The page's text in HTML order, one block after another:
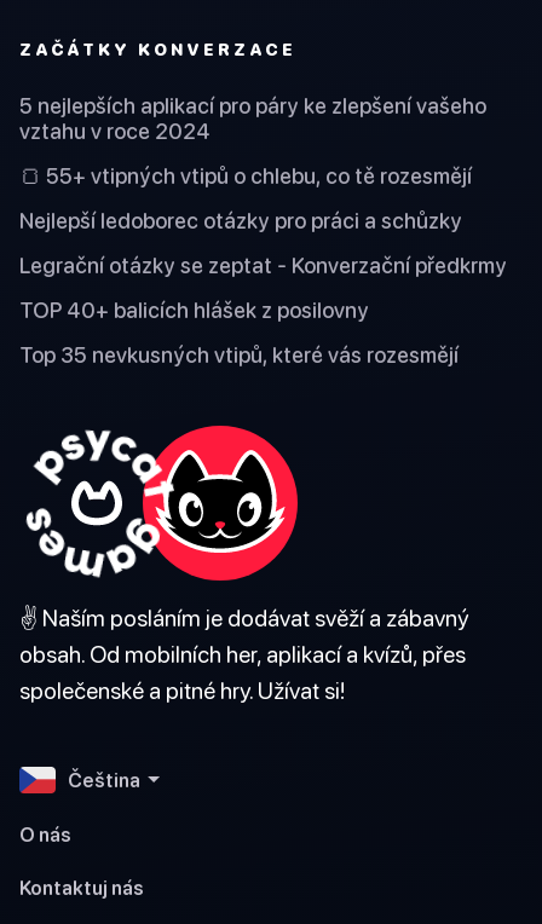
ZAČÁTKY KONVERZACE
5 nejlepších aplikací pro páry ke zlepšení vašeho
vztahu v roce 2024
🍞 55+ vtipných vtipů o chlebu, co tě rozesmějí
Nejlepší ledoborec otázky pro práci a schůzky
Legrační otázky se zeptat - Konverzační předkrmy
TOP 40+ balicích hlášek z posilovny
Top 35 nevkusných vtipů, které vás rozesmějí
✌️ Naším posláním je dodávat svěží a zábavný
obsah. Od mobilních her, aplikací a kvízů, přes
společenské a pitné hry. Užívat si!
Čeština
O nás
Kontaktuj nás